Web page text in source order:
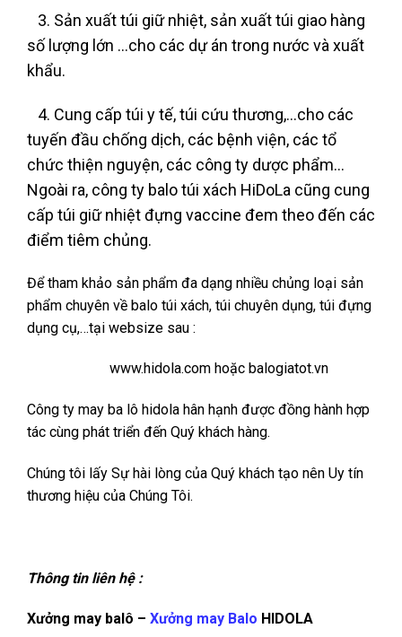
3. Sản xuất túi giữ nhiệt, sản xuất túi giao hàng
số lượng lớn …cho các dự án trong nước và xuất
khẩu.
4. Cung cấp túi y tế, túi cứu thương,…cho các
tuyến đầu chống dịch, các bệnh viện, các tổ
chức thiện nguyện, các công ty dược phẩm…
Ngoài ra, công ty balo túi xách HiDoLa cũng cung
cấp túi giữ nhiệt đựng vaccine đem theo đến các
điểm tiêm chủng.
Để tham khảo sản phẩm đa dạng nhiều chủng loại sản
phẩm chuyên về balo túi xách, túi chuyên dụng, túi đựng
dụng cụ,…tại websize sau :
www.hidola.com hoặc balogiatot.vn
Công ty may ba lô hidola hân hạnh được đồng hành hợp
tác cùng phát triển đến Quý khách hàng.
Chúng tôi lấy Sự hài lòng của Quý khách tạo nên Uy tín
thương hiệu của Chúng Tôi.
Thông tin liên hệ :
Xưởng may balô – Xưởng may Balo HIDOLA